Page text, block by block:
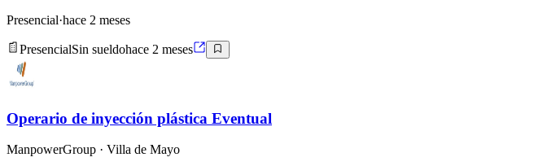
Presencial·hace 2 meses
PresencialSin sueldohace 2 meses
Operario de inyección plástica Eventual
ManpowerGroup · Villa de Mayo